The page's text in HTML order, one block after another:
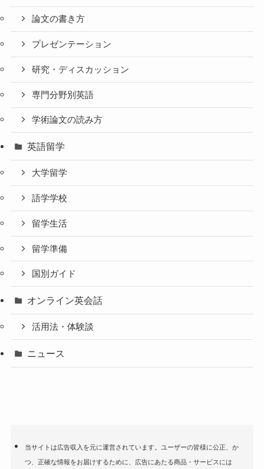
論文の書き方
プレゼンテーション
研究・ディスカッション
専門分野別英語
学術論文の読み方
英語留学
大学留学
語学学校
留学生活
留学準備
国別ガイド
オンライン英会話
活用法・体験談
ニュース
当サイトは広告収入を元に運営されています。ユーザーの皆様に公正、か
つ、正確な情報をお届けするために、広告にあたる商品・サービスには